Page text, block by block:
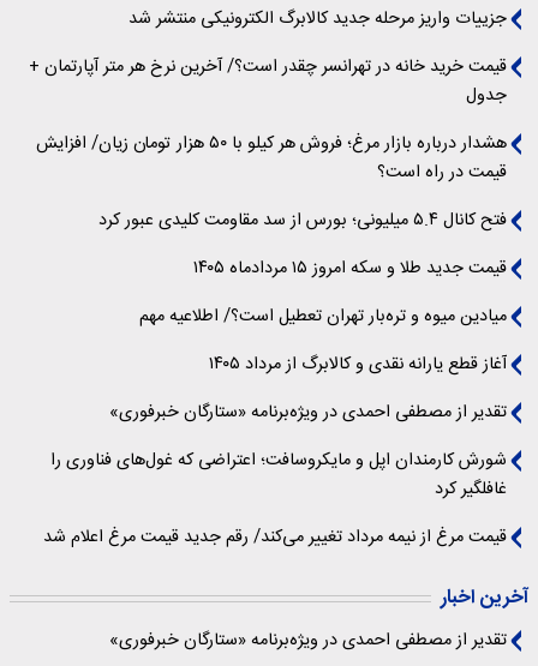
جزییات واریز مرحله جدید کالابرگ الکترونیکی منتشر شد
قیمت خرید خانه در تهرانسر چقدر است؟/ آخرین نرخ هر متر آپارتمان +
جدول
هشدار درباره بازار مرغ؛ فروش هر کیلو با ۵۰ هزار تومان زیان/ افزایش
قیمت در راه است؟
فتح کانال ۵.۴ میلیونی؛ بورس از سد مقاومت کلیدی عبور کرد
قیمت جدید طلا و سکه امروز ۱۵ مردادماه ۱۴۰۵
میادین میوه و تره‌بار تهران تعطیل است؟/ اطلاعیه مهم
آغاز قطع یارانه نقدی و کالابرگ از مرداد ۱۴۰۵
تقدیر از مصطفی احمدی در ویژه‌برنامه «ستارگان خبرفوری»
شورش کارمندان اپل و مایکروسافت؛ اعتراضی که غول‌های فناوری را
غافلگیر کرد
قیمت مرغ از نیمه مرداد تغییر می‌کند/ رقم جدید قیمت مرغ اعلام شد
آخرین اخبار
تقدیر از مصطفی احمدی در ویژه‌برنامه «ستارگان خبرفوری»